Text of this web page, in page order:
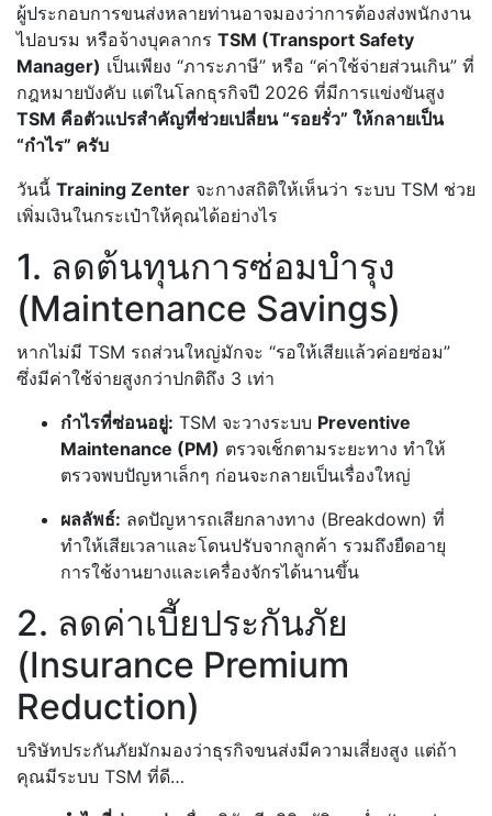
ผู้ประกอบการขนส่งหลายท่านอาจมองว่าการต้องส่งพนักงาน
ไปอบรม หรือจ้างบุคลากร TSM (Transport Safety
Manager) เป็นเพียง “ภาระภาษี” หรือ “ค่าใช้จ่ายส่วนเกิน” ที่
กฎหมายบังคับ แต่ในโลกธุรกิจปี 2026 ที่มีการแข่งขันสูง
TSM คือตัวแปรสำคัญที่ช่วยเปลี่ยน “รอยรั่ว” ให้กลายเป็น
“กำไร” ครับ
วันนี้ Training Zenter จะกางสถิติให้เห็นว่า ระบบ TSM ช่วย
เพิ่มเงินในกระเป๋าให้คุณได้อย่างไร
1. ลดต้นทุนการซ่อมบำรุง
(Maintenance Savings)
หากไม่มี TSM รถส่วนใหญ่มักจะ “รอให้เสียแล้วค่อยซ่อม”
ซึ่งมีค่าใช้จ่ายสูงกว่าปกติถึง 3 เท่า
กำไรที่ซ่อนอยู่: TSM จะวางระบบ Preventive
Maintenance (PM) ตรวจเช็กตามระยะทาง ทำให้
ตรวจพบปัญหาเล็กๆ ก่อนจะกลายเป็นเรื่องใหญ่
ผลลัพธ์: ลดปัญหารถเสียกลางทาง (Breakdown) ที่
ทำให้เสียเวลาและโดนปรับจากลูกค้า รวมถึงยืดอายุ
การใช้งานยางและเครื่องจักรได้นานขึ้น
2. ลดค่าเบี้ยประกันภัย
(Insurance Premium
Reduction)
บริษัทประกันภัยมักมองว่าธุรกิจขนส่งมีความเสี่ยงสูง แต่ถ้า
คุณมีระบบ TSM ที่ดี…